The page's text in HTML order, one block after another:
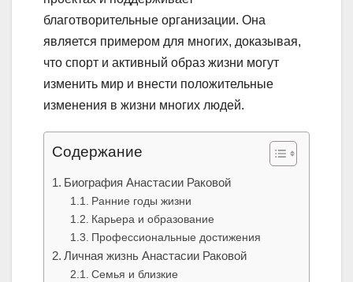
благотворительные организации. Она
является примером для многих, доказывая,
что спорт и активный образ жизни могут
изменить мир и внести положительные
изменения в жизни многих людей.
Содержание
Биография Анастасии Раковой
Ранние годы жизни
Карьера и образование
Профессиональные достижения
Личная жизнь Анастасии Раковой
Семья и близкие